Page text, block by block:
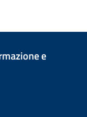
e